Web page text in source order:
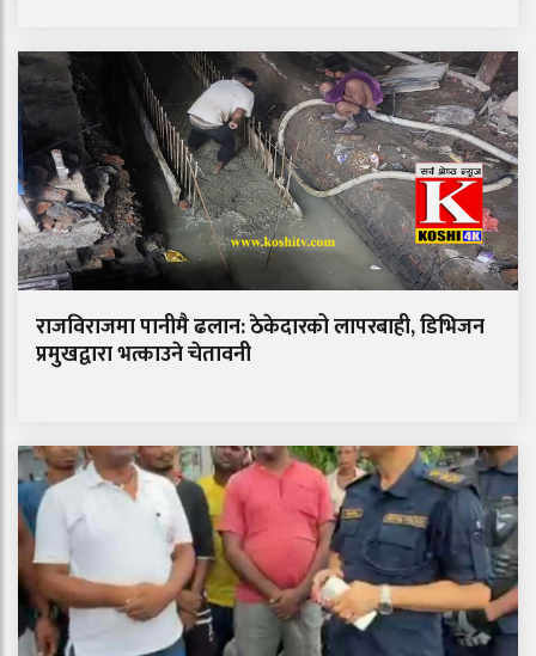
राजविराजमा पानीमै ढलान: ठेकेदारको लापरबाही, डिभिजन
प्रमुखद्वारा भत्काउने चेतावनी